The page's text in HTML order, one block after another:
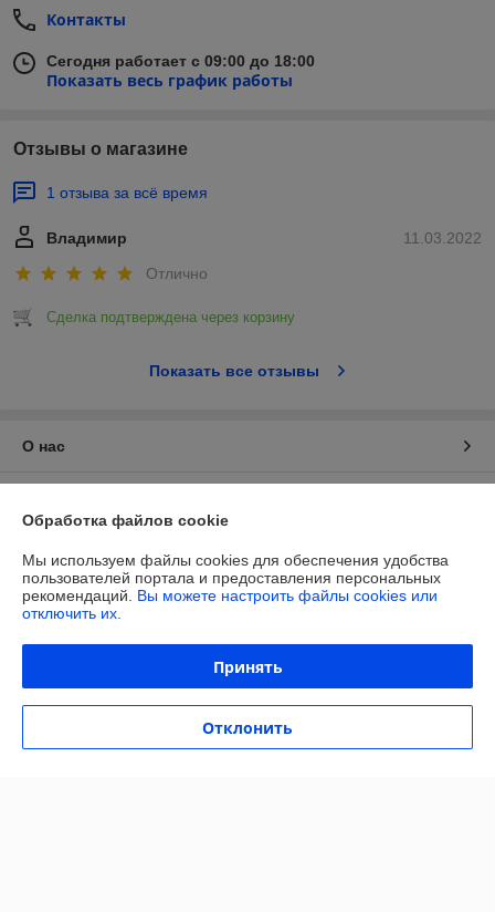
Контакты
Сегодня работает с 09:00 до 18:00
Показать весь график работы
Отзывы о магазине
1 отзыва за всё время
11.03.2022
Владимир
Отлично
Сделка подтверждена через корзину
Показать все отзывы
О нас
График работы
Политика обработки cookies
Обработка файлов cookie
Мы используем файлы cookies для обеспечения удобства
пользователей портала и предоставления персональных
рекомендаций. Вы можете настроить файлы cookies или
отключить их.
Принять
Отклонить